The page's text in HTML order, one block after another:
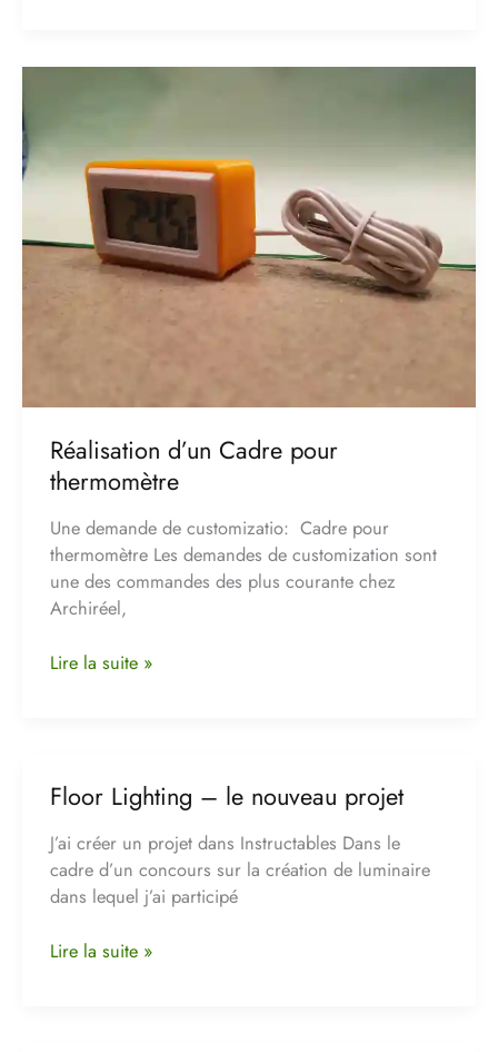
Réalisation d’un Cadre pour
thermomètre
Une demande de customizatio: Cadre pour
thermomètre Les demandes de customization sont
une des commandes des plus courante chez
Archiréel,
Cadre
pour
thermomètre
Lire la suite »
Floor Lighting – le nouveau projet
J’ai créer un projet dans Instructables Dans le
cadre d’un concours sur la création de luminaire
dans lequel j’ai participé
Floor
–
le
nouveau
Lire la suite »